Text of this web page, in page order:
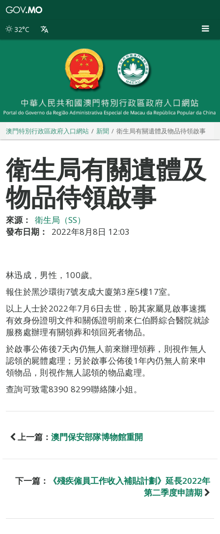
別
32°C
澳門特別行政區政府入口網站 新聞 衛生局有關遺體及物品待領啟事
衛生局有關遺體及
物品待領啟事
來源：
衛生局（SS）
發布日期：
2022年8月8日 12:03
林迅成，男性，100歲。
報住於黑沙環街7號友成大廈第3座5樓17室。
以上人士於2022年7月6日去世，盼其家屬見啟事速攜
有效身份證明文件和關係證明前來仁伯爵綜合醫院就診
服務處辦理有關領葬和領回死者物品。
於啟事公佈後7天內仍無人前來辦理領葬，則視作無人
認領的屍體處理；另於啟事公佈後1年內仍無人前來申
領物品，則視作無人認領的物品處理。
查詢可致電8390 8299聯絡陳小姐。
上一篇： 澳門保安部隊博物館重開
下一篇：
《殘疾僱員工作收入補貼計劃》延長2022年
第二季度申請期